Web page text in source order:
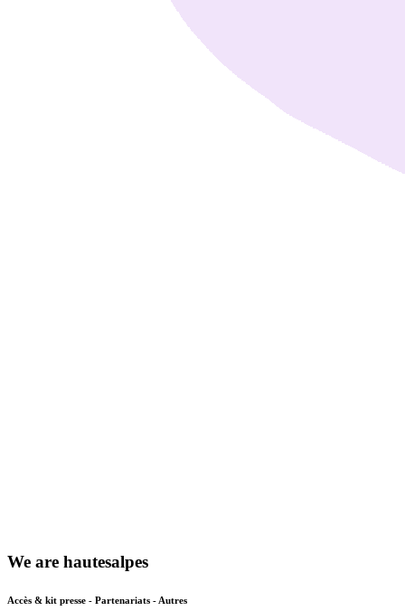
We are hautesalpes
Accès & kit presse - Partenariats - Autres